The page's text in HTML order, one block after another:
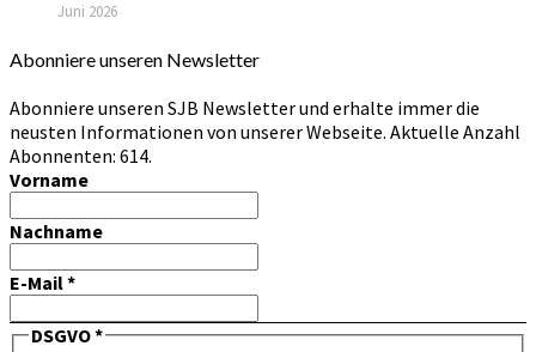
Juni 2026
Abonniere unseren Newsletter
Abonniere unseren SJB Newsletter und erhalte immer die
neusten Informationen von unserer Webseite. Aktuelle Anzahl
Abonnenten: 614.
Vorname
Nachname
E-Mail*
DSGVO*